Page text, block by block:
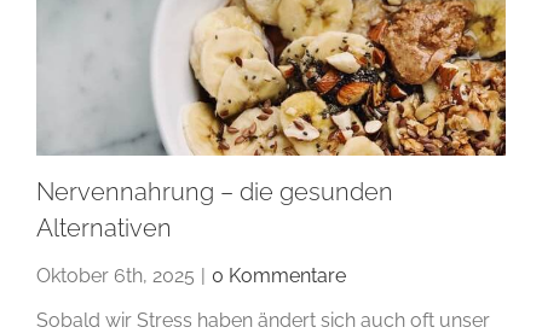
Nervennahrung – die gesunden
Alternativen
Oktober 6th, 2025 | 0 Kommentare
Sobald wir Stress haben ändert sich auch oft unser